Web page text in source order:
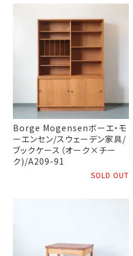
Borge Mogensenボーエ・モ
ーエンセン/スウェーデン家具/
ブックケース（オーク×チー
ク)/A209-91
SOLD OUT